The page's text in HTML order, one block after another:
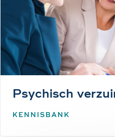
Psychisch
KENNISBANK